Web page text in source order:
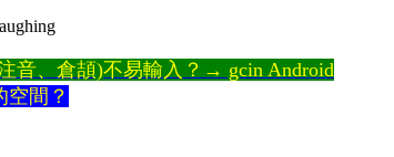
音、倉頡)不易輸入？→ gcin Android
間？